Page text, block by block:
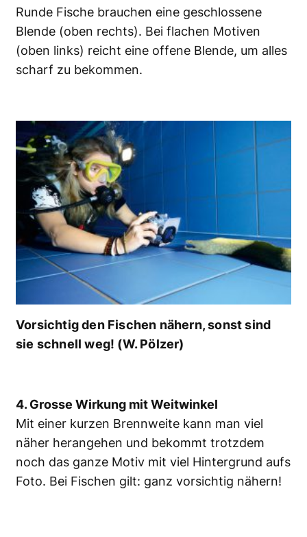
Runde Fische brauchen eine geschlossene
Blende (oben rechts). Bei flachen Motiven
(oben links) reicht eine offene Blende, um alles
scharf zu bekommen.
Vorsichtig den Fischen nähern, sonst sind
sie schnell weg! (W. Pölzer)
4. Grosse Wirkung mit Weitwinkel
Mit einer kurzen Brennweite kann man viel
näher herangehen und bekommt trotzdem
noch das ganze Motiv mit viel Hintergrund aufs
Foto. Bei Fischen gilt: ganz vorsichtig nähern!